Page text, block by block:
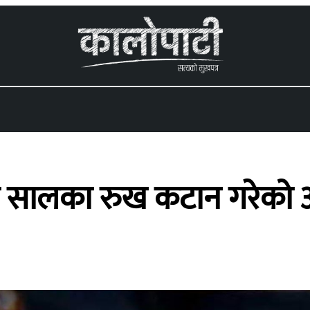
सालका रुख कटान